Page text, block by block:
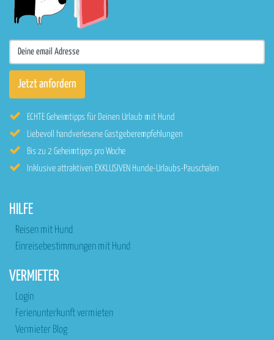
ECHTE Geheimtipps für Deinen Urlaub mit Hund
Liebevoll handverlesene Gastgeberempfehlungen
Bis zu 2 Geheimtipps pro Woche
Inklusive attraktiven EXKLUSIVEN Hunde-Urlaubs-Pauschalen
HILFE
Reisen mit Hund
Einreisebestimmungen mit Hund
VERMIETER
Login
Ferienunterkunft vermieten
Vermieter Blog